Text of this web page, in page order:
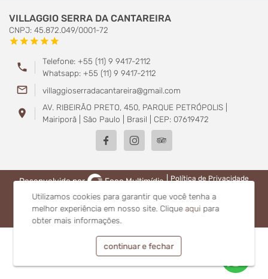
Utilizamos cookies para garantir que você tenha a
melhor experiência em nosso site. Cliqueaqui para
obter mais informações.
continuar e fechar
VILLAGGIO SERRA DA CANTAREIRA
CNPJ: 45.872.049/0001-72
starstarstarstarstar
phone
Telefone: +55 (11) 9 9417-2112
Whatsapp: +55 (11) 9 9417-2112
mail_outline villaggioserradacantareira@gmail.com
location_on
AV. RIBEIRÃO PRETO, 450, PARQUE PETRÓPOLIS |
Mairiporã | São Paulo | Brasil | CEP: 07619472
Desenvolvido por Foco Multimídia | Política de Privacidade